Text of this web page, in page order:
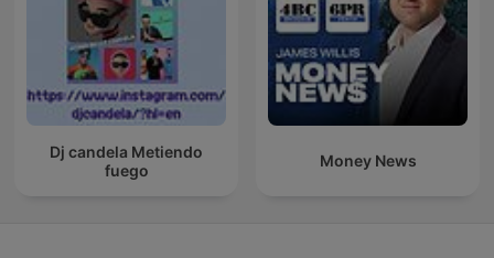
Dj candela Metiendo
fuego
Money News